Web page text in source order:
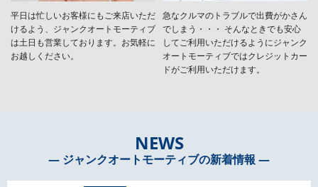
平日は忙しいお客様にもご来店いただ
けるよう、ジャンクオートモーティブ
は土日も営業しております。お気軽に
お越しください。
急なクルマのトラブルで出費がかさん
でしまう・・・ そんなときでも安心
してご利用いただけるようにジャンク
オートモーティブではクレジットカー
ドがご利用いただけます。
NEWS
― ジャンクオートモーティブの新着情報 ―